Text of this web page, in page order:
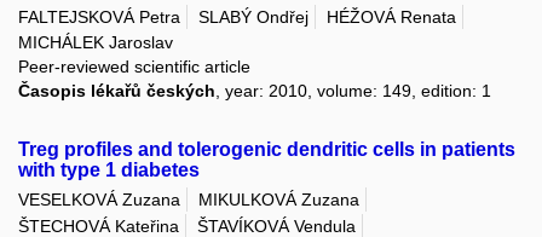
FALTEJSKOVÁ Petra SLABÝ Ondřej
HÉŽOVÁ Renata
MICHÁLEK Jaroslav
Peer-reviewed scientific article
Časopis lékařů českých , year: 2010, volume: 149, edition: 1
Treg profiles and tolerogenic dendritic cells in patients
with type 1 diabetes
VESELKOVÁ Zuzana
MIKULKOVÁ Zuzana
ŠTECHOVÁ Kateřina
ŠTAVÍKOVÁ Vendula